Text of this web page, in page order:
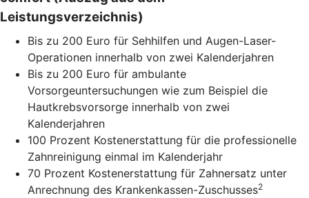
Leistungsverzeichnis)
Bis zu 200 Euro für Sehhilfen und Augen-Laser-
Operationen innerhalb von zwei Kalenderjahren
Bis zu 200 Euro für ambulante
Vorsorgeuntersuchungen wie zum Beispiel die
Hautkrebsvorsorge innerhalb von zwei
Kalenderjahren
100 Prozent Kostenerstattung für die professionelle
Zahnreinigung einmal im Kalenderjahr
70 Prozent Kostenerstattung für Zahnersatz unter
Anrechnung des Krankenkassen-Zuschusses2